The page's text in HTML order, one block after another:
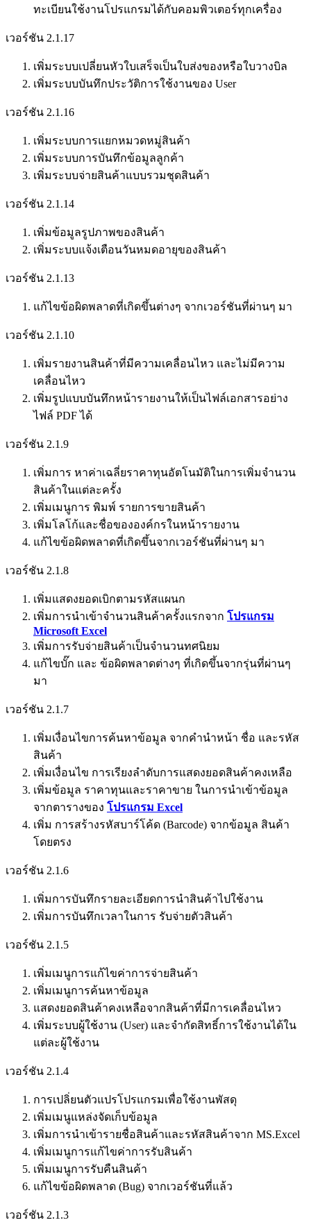
ทะเบียนใช้งานโปรแกรมได้กับคอมพิวเตอร์ทุกเครื่อง
เวอร์ชัน 2.1.17
เพิ่มระบบเปลี่ยนหัวใบเสร็จเป็นใบส่งของหรือใบวางบิล
เพิ่มระบบบันทึกประวัติการใช้งานของ User
เวอร์ชัน 2.1.16
เพิ่มระบบการแยกหมวดหมู่สินค้า
เพิ่มระบบการบันทึกข้อมูลลูกค้า
เพิ่มระบบจ่ายสินค้าแบบรวมชุดสินค้า
เวอร์ชัน 2.1.14
เพิ่มข้อมูลรูปภาพของสินค้า
เพิ่มระบบแจ้งเตือนวันหมดอายุของสินค้า
เวอร์ชัน 2.1.13
แก้ไขข้อผิดพลาดที่เกิดขึ้นต่างๆ จากเวอร์ชันที่ผ่านๆ มา
เวอร์ชัน 2.1.10
เพิ่มรายงานสินค้าที่มีความเคลื่อนไหว และไม่มีความ
เคลื่อนไหว
เพิ่มรูปแบบบันทึกหน้ารายงานให้เป็นไฟล์เอกสารอย่าง
ไฟล์ PDF ได้
เวอร์ชัน 2.1.9
เพิ่มการ หาค่าเฉลี่ยราคาทุนอัตโนมัติในการเพิ่มจำนวน
สินค้าในแต่ละครั้ง
เพิ่มเมนูการ พิมพ์ รายการขายสินค้า
เพิ่มโลโก้และชื่อขององค์กรในหน้ารายงาน
แก้ไขข้อผิดพลาดที่เกิดขึ้นจากเวอร์ชันที่ผ่านๆ มา
เวอร์ชัน 2.1.8
เพิ่มแสดงยอดเบิกตามรหัสแผนก
เพิ่มการนำเข้าจำนวนสินค้าครั้งแรกจาก โปรแกรม
Microsoft Excel
เพิ่มการรับจ่ายสินค้าเป็นจำนวนทศนิยม
แก้ไขบั๊ก และ ข้อผิดพลาดต่างๆ ที่เกิดขึ้นจากรุ่นที่ผ่านๆ
มา
เวอร์ชัน 2.1.7
เพิ่มเงื่อนไขการค้นหาข้อมูล จากคำนำหน้า ชื่อ และรหัส
สินค้า
เพิ่มเงื่อนไข การเรียงลำดับการแสดงยอดสินค้าคงเหลือ
เพิ่มข้อมูล ราคาทุนและราคาขาย ในการนำเข้าข้อมูล
จากตารางของ โปรแกรม Excel
เพิ่ม การสร้างรหัสบาร์โค้ด (Barcode) จากข้อมูล สินค้า
โดยตรง
เวอร์ชัน 2.1.6
เพิ่มการบันทึกรายละเอียดการนำสินค้าไปใช้งาน
เพิ่มการบันทึกเวลาในการ รับจ่ายตัวสินค้า
เวอร์ชัน 2.1.5
เพิ่มเมนูการแก้ไขค่าการจ่ายสินค้า
เพิ่มเมนูการค้นหาข้อมูล
แสดงยอดสินค้าคงเหลือจากสินค้าที่มีการเคลื่อนไหว
เพิ่มระบบผู้ใช้งาน (User) และจำกัดสิทธิ์การใช้งานได้ใน
แต่ละผู้ใช้งาน
เวอร์ชัน 2.1.4
การเปลิ่ยนตัวแปรโปรแกรมเพื่อใช้งานพัสดุ
เพิ่มเมนูแหล่งจัดเก็บข้อมูล
เพิ่มการนำเข้ารายชื่อสินค้าและรหัสสินค้าจาก MS.Excel
เพิ่มเมนูการแก้ไขค่าการรับสินค้า
เพิ่มเมนูการรับคืนสินค้า
แก้ไขข้อผิดพลาด (Bug) จากเวอร์ชันที่แล้ว
เวอร์ชัน 2.1.3